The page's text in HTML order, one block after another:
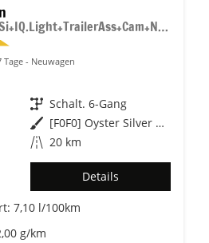
Comfortline 150PS 7Si+IQ.Light+TrailerAss+Cam+Navi+Kamera+Alarm+Kessy+App-Connect
Tage Neuwagen
Getriebe Schalt. 6-Gang
Außenfarbe
[F0F0] Oyster Silver Metallic
Kilometerstand 20 km
Details
7,10 l/100km
g/km